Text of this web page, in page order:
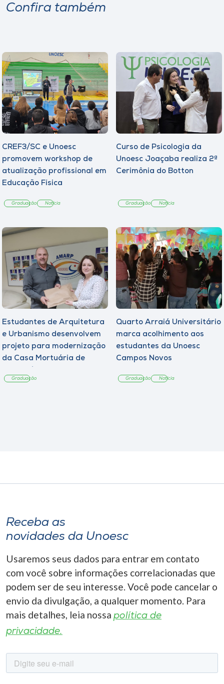
Confira também
CREF3/SC e Unoesc
promovem workshop de
atualização profissional em
Educação Física
Graduação Notícia
Curso de Psicologia da
Unoesc Joaçaba realiza 2ª
Cerimônia do Botton
Graduação Notícia
Estudantes de Arquitetura
e Urbanismo desenvolvem
projeto para modernização
da Casa Mortuária de
Graduação
Quarto Arraiá Universitário
marca acolhimento aos
estudantes da Unoesc
Campos Novos
Graduação Notícia
Receba as
novidades da Unoesc
Usaremos seus dados para entrar em contato
com você sobre informações correlacionadas que
podem ser de seu interesse. Você pode cancelar o
envio da divulgação, a qualquer momento. Para
mais detalhes, leia nossa política de
privacidade.